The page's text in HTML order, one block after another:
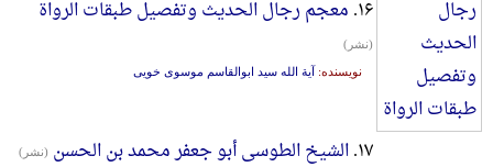
۱۶. معجم رجال الحدیث وتفصیل طبقات الرواة
(نشر)
نویسنده: آیة الله سید ابوالقاسم موسوی خویی
۱۷. الشیخ الطوسی أبو جعفر محمد بن الحسن (نشر)